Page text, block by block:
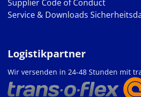
Supplier Code of Conduct
Service & Downloads
Logistikpartner
Wir versenden in 24-48 Stunden mit